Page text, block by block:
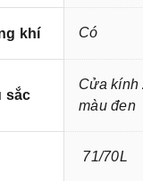
nội trợ vừa phải
bữa ăn của gia đình
khí Có
sắc
Cửa kính
màu đen
71/70L